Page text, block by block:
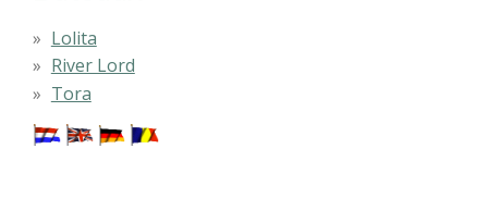
Lolita
River Lord
Tora